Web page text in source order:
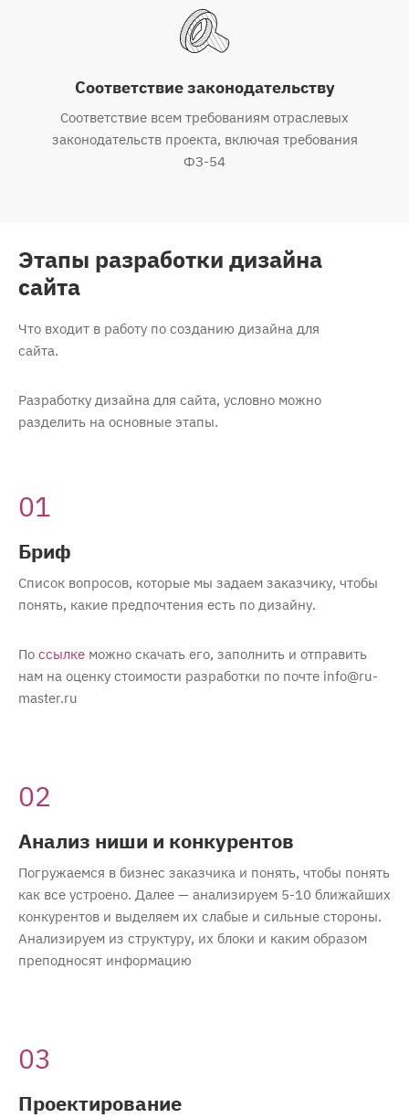
Соответствие законодательству
Соответствие всем требованиям отраслевых
законодательств проекта, включая требования
ФЗ-54
Этапы разработки дизайна
сайта
Что входит в работу по созданию дизайна для
сайта.
Разработку дизайна для сайта, условно можно
разделить на основные этапы.
01
Бриф
Список вопросов, которые мы задаем заказчику, чтобы
понять, какие предпочтения есть по дизайну.
По ссылке можно скачать его, заполнить и отправить
нам на оценку стоимости разработки по почте info@ru-
master.ru
02
Анализ ниши и конкурентов
Погружаемся в бизнес заказчика и понять, чтобы понять
как все устроено. Далее — анализируем 5-10 ближайших
конкурентов и выделяем их слабые и сильные стороны.
Анализируем из структуру, их блоки и каким образом
преподносят информацию
03
Проектирование